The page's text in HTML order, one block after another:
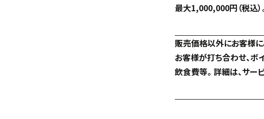
最大1,000,000円（税込）
販売価格以外にお客様に
お客様が打ち合わせ、ボ
飲食費等。 詳細は、サー